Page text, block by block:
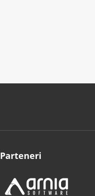
Parteneri